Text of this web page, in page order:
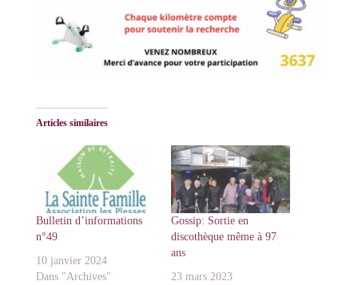
Articles similaires
Bulletin d’informations
n°49
10 janvier 2024
Dans "Archives"
Gossip: Sortie en
discothèque même à 97
ans
23 mars 2023